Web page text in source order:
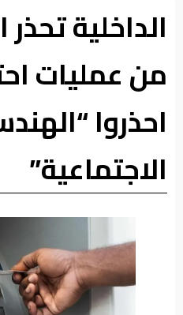
فرشة
الأسواق
وموقف
الفيديوهات
الداخلية
من عمليات
احذروا
الاجتماعية”